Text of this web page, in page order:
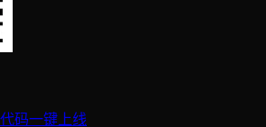
码一键上线